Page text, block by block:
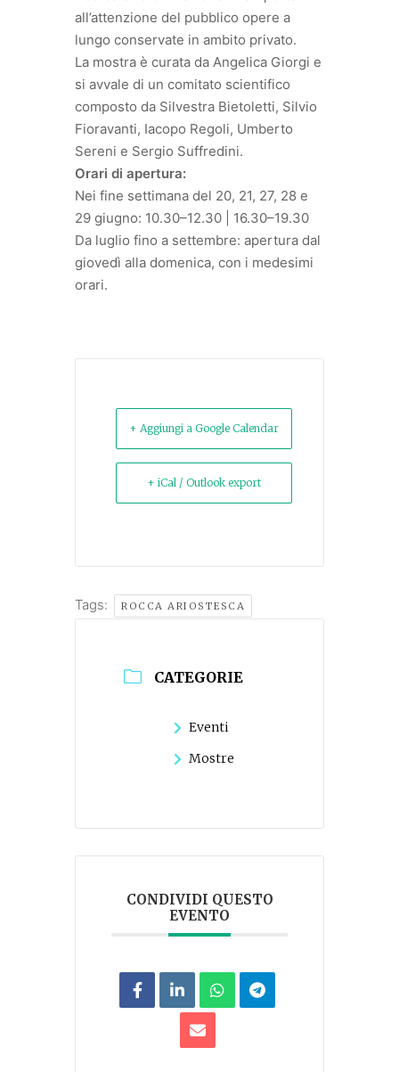
all’attenzione del pubblico opere a
lungo conservate in ambito privato.
La mostra è curata da Angelica Giorgi e
si avvale di un comitato scientifico
composto da Silvestra Bietoletti, Silvio
Fioravanti, Iacopo Regoli, Umberto
Sereni e Sergio Suffredini.
Orari di apertura:
Nei fine settimana del 20, 21, 27, 28 e
29 giugno: 10.30–12.30 | 16.30–19.30
Da luglio fino a settembre: apertura dal
giovedì alla domenica, con i medesimi
orari.
+ Aggiungi a Google Calendar
+ iCal / Outlook export
Tags: ROCCA ARIOSTESCA
CATEGORIE
Eventi
Mostre
CONDIVIDI QUESTO
EVENTO